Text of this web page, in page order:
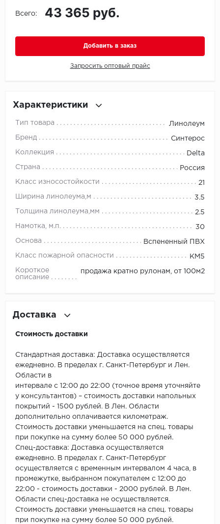
Natisston
No brand
Pergo
SPC
SPC Betta
SPC DEW
SPC Kronostep
SPC Promo
Всего: 43 365 руб.
Добавить в заказ
Запросить оптовый прайс
Характеристики
Тип товара Линолеум
Бренд Синтерос
Коллекция Delta
Страна Россия
Класс износостойкости 21
Ширина линолеума,м 3.5
Толщина линолеума,мм 2.5
Намотка, м.п. 30
Основа Вспененный ПВХ
Класс пожарной опасности КМ5
Короткое
описание
продажа кратно рулонам, от 100м2
Доставка
Стоимость доставки
Стандартная доставка: Доставка осуществляется
ежедневно. В пределах г. Санкт-Петербург и Лен.
Области в
интервале с 12:00 до 22:00 (точное время уточняйте
у консультантов) – стоимость доставки напольных
покрытий - 1500 рублей. В Лен. Области
дополнительно оплачивается километраж.
Стоимость доставки уменьшается на спец. товары
при покупке на сумму более 50 000 рублей.
Спец-доставка: Доставка осуществляется
ежедневно. В пределах г. Санкт-Петербург
осуществляется с временным интервалом 4 часа, в
промежутке, выбранном покупателем с 12:00 до
22:00 - стоимость доставки - 2000 рублей. В Лен.
Области спец-доставка не осуществляется.
Стоимость доставки уменьшается на спец. товары
при покупке на сумму более 50 000 рублей.